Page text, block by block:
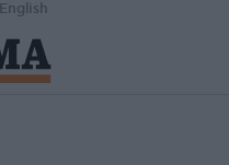
English